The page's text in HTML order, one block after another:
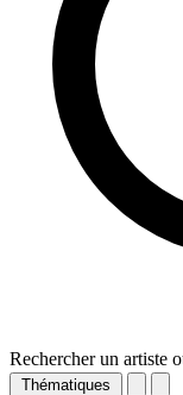
Rechercher un artiste
Thématiques